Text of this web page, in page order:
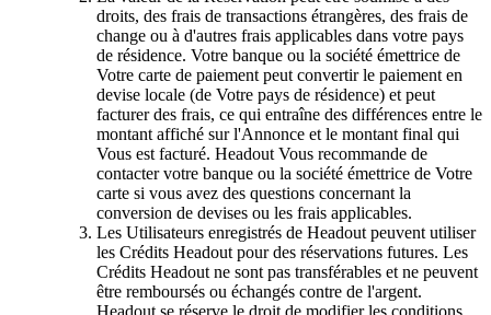
droits, des frais de transactions étrangères, des frais de
change ou à d'autres frais applicables dans votre pays
de résidence. Votre banque ou la société émettrice de
Votre carte de paiement peut convertir le paiement en
devise locale (de Votre pays de résidence) et peut
facturer des frais, ce qui entraîne des différences entre le
montant affiché sur l'Annonce et le montant final qui
Vous est facturé. Headout Vous recommande de
contacter votre banque ou la société émettrice de Votre
carte si vous avez des questions concernant la
conversion de devises ou les frais applicables.
Les Utilisateurs enregistrés de Headout peuvent utiliser
les Crédits Headout pour des réservations futures. Les
Crédits Headout ne sont pas transférables et ne peuvent
être remboursés ou échangés contre de l'argent.
Headout se réserve le droit de modifier les conditions